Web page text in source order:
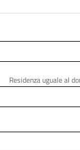
Residenza uguale al